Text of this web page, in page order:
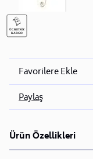
Favorilere Ekle
Paylaş
Ürün Özellikleri